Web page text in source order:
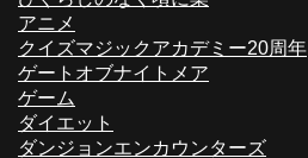
アニメ
クイズマジックアカデミー20周年
ゲートオブナイトメア
ゲーム
ダイエット
ダンジョンエンカウンターズ